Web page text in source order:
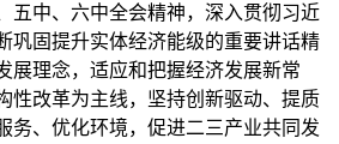
五中、六中全会精神，深入贯彻习近
巩固提升实体经济能级的重要讲话精
展理念，适应和把握经济发展新常
性改革为主线，坚持创新驱动、提质
务、优化环境，促进二三产业共同发